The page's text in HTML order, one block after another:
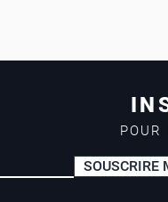
SOUSCRIRE